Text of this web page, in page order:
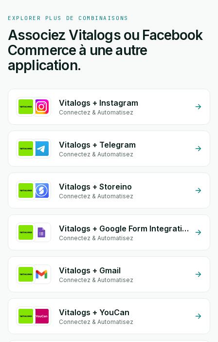
EXPLORER PLUS DE COMBINAISONS
Associez Vitalogs ou Facebook
Commerce à une autre
application.
Vitalogs + Instagram
Connectez & Automatisez
Vitalogs + Telegram
Connectez & Automatisez
Vitalogs + Storeino
Connectez & Automatisez
Vitalogs + Google Form Integration
Connectez & Automatisez
Vitalogs + Gmail
Connectez & Automatisez
Vitalogs + YouCan
Connectez & Automatisez